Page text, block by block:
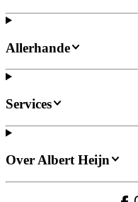
Allerhande
Services
Over Albert Heijn